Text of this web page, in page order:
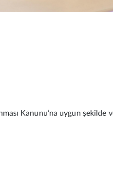
Kanunu’na uygun şekilde